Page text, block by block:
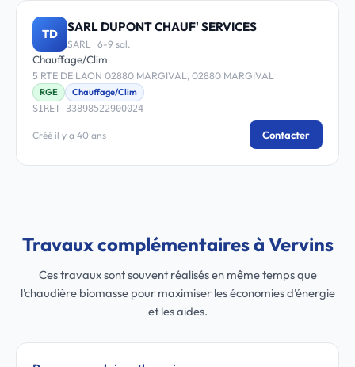
TD SARL DUPONT CHAUF' SERVICES
SARL · 6-9 sal.
Chauffage/Clim
5 RTE DE LAON 02880 MARGIVAL, 02880 MARGIVAL
RGE
Chauffage/Clim
SIRET 33898522900024
Créé il y a 40 ans Contacter
Travaux complémentaires à Vervins
Ces travaux sont souvent réalisés en même temps que
l'chaudière biomasse pour maximiser les économies d'énergie
et les aides.